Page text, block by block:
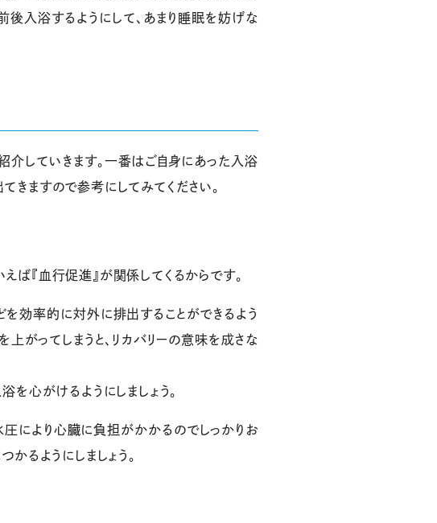
入浴するようにして、あまり睡眠を妨げな
介していきます。一番はご自身にあった入浴
きますので参考にしてみてください。
ば『血行促進』が関係してくるからです。
効率的に対外に排出することができるよう
がってしまうと、リカバリーの意味を成さな
心がけるようにしましょう。
圧により心臓に負担がかかるのでしっかりお
るようにしましょう。